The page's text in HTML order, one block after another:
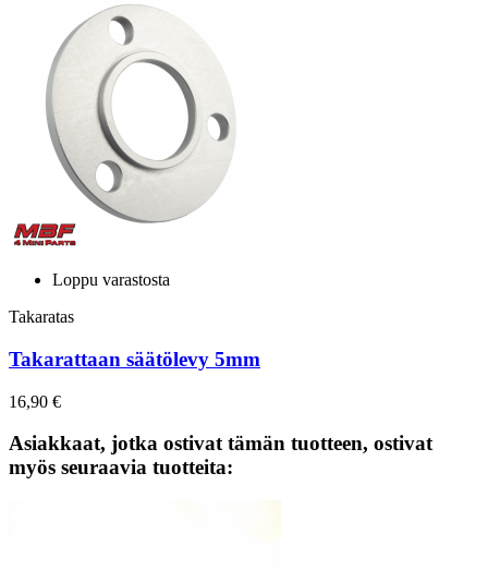
Loppu varastosta
Takaratas
Takarattaan säätölevy 5mm
16,90 €
Asiakkaat, jotka ostivat tämän tuotteen, ostivat
myös seuraavia tuotteita: